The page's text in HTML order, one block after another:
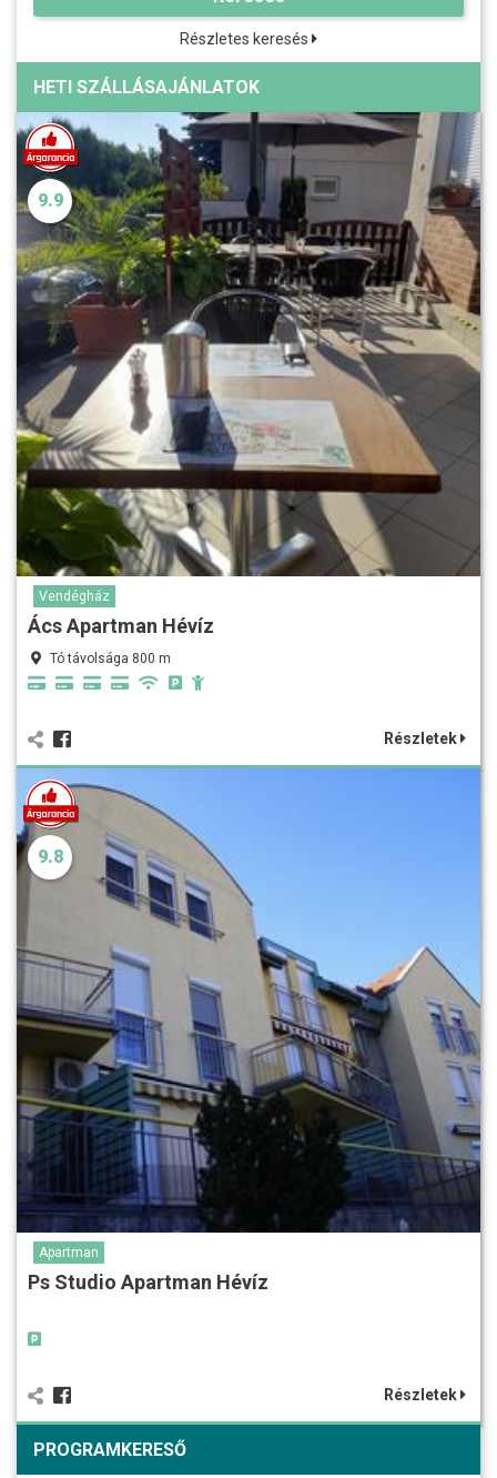
Részletes keresés
HETI SZÁLLÁSAJÁNLATOK
9.9
Vendégház
Ács Apartman Hévíz
Tó távolsága 800 m
Részletek
9.8
Apartman
Ps Studio Apartman Hévíz
Részletek
PROGRAMKERESŐ